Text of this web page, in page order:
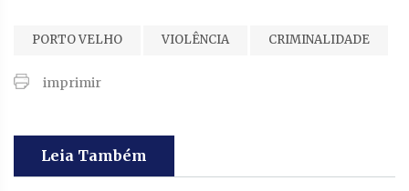
PORTO VELHO VIOLÊNCIA CRIMINALIDADE
imprimir
Leia Também